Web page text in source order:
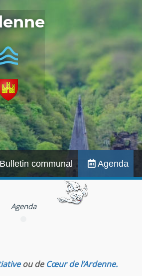
Bulletin communal Agenda
Agenda
ou deCœur de l’Ardenne.